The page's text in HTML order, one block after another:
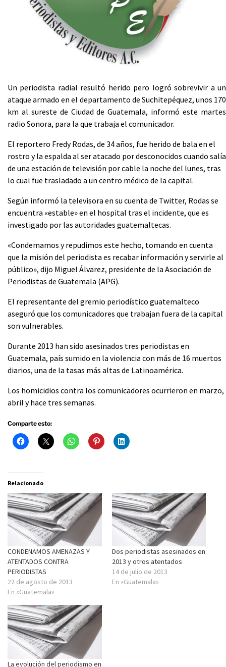
Un periodista radial resultó herido pero logró sobrevivir a un
ataque armado en el departamento de Suchitepéquez, unos 170
km al sureste de Ciudad de Guatemala, informó este martes
radio Sonora, para la que trabaja el comunicador.
El reportero Fredy Rodas, de 34 años, fue herido de bala en el
rostro y la espalda al ser atacado por desconocidos cuando salía
de una estación de televisión por cable la noche del lunes, tras
lo cual fue trasladado a un centro médico de la capital.
Según informó la televisora en su cuenta de Twitter, Rodas se
encuentra «estable» en el hospital tras el incidente, que es
investigado por las autoridades guatemaltecas.
«Condemamos y repudimos este hecho, tomando en cuenta
que la misión del periodista es recabar información y servirle al
público», dijo Miguel Álvarez, presidente de la Asociación de
Periodistas de Guatemala (APG).
El representante del gremio periodístico guatemalteco
aseguró que los comunicadores que trabajan fuera de la capital
son vulnerables.
Durante 2013 han sido asesinados tres periodistas en
Guatemala, país sumido en la violencia con más de 16 muertos
diarios, una de la tasas más altas de Latinoamérica.
Los homicidios contra los comunicadores ocurrieron en marzo,
abril y hace tres semanas.
Comparte esto:
Relacionado
CONDENAMOS AMENAZAS Y
ATENTADOS CONTRA
PERIODISTAS
22 de agosto de 2013
En «Guatemala»
Dos periodistas asesinados en
2013 y otros atentados
14 de julio de 2013
En «Guatemala»
La evolución del periodismo en